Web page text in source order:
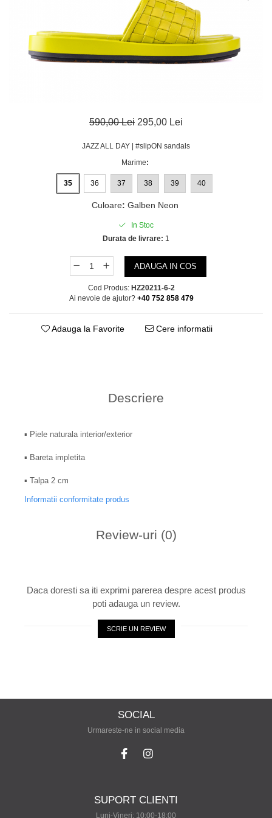
590,00 Lei 295,00 Lei
JAZZ ALL DAY | #slipON sandals
Marime:
35 36 37 38 39 40
Culoare: Galben Neon
In Stoc
Durata de livrare: 1
ADAUGA IN COS
Cod Produs: HZ20211-6-2
Ai nevoie de ajutor? +40 752 858 479
Adauga la Favorite Cere informatii
Descriere
▪︎ Piele naturala interior/exterior
▪︎ Bareta impletita
▪︎ Talpa 2 cm
Informatii conformitate produs
Review-uri (0)
Daca doresti sa iti exprimi parerea despre acest produs
poti adauga un review.
SCRIE UN REVIEW
SOCIAL
Urmareste-ne in social media
SUPORT CLIENTI
Luni-Vineri: 10:00-18:00